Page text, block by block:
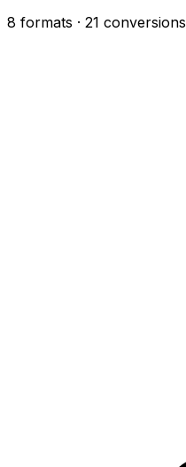
8 formats · 21 conversions